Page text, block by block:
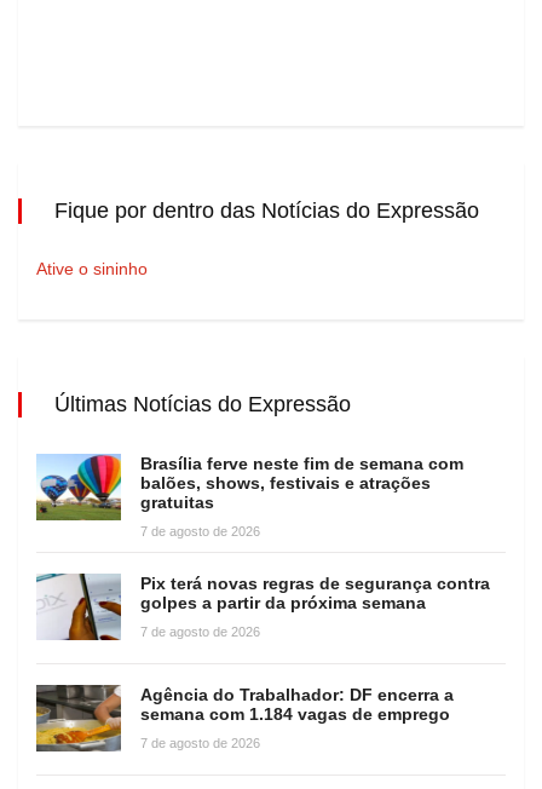
Fique por dentro das Notícias do Expressão
Ative o sininho
Últimas Notícias do Expressão
Brasília ferve neste fim de semana com
balões, shows, festivais e atrações
gratuitas
7 de agosto de 2026
Pix terá novas regras de segurança contra
golpes a partir da próxima semana
7 de agosto de 2026
Agência do Trabalhador: DF encerra a
semana com 1.184 vagas de emprego
7 de agosto de 2026